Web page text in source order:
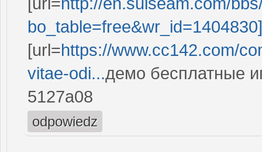
bo_table=free&wr_id=1404830]
[url=https://www.cc142.com/
vitae-odi...демо бесплатные
5127a08
odpowiedz